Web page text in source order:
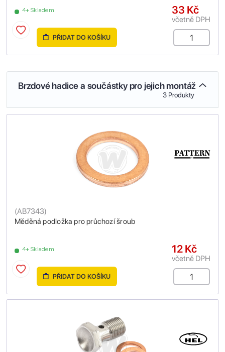
4+ Skladem 33 Kč
včetně DPH
PŘIDAT DO KOŠÍKU
Brzdové hadice a součástky pro jejich montáž
3 Produkty
Měděná podložka pro průchozí šroub
(AB7343)
4+ Skladem 12 Kč
včetně DPH
PŘIDAT DO KOŠÍKU